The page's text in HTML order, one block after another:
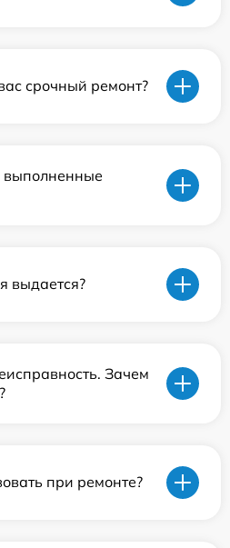
срочный ремонт?
выполненные
выдается?
Зачем
при ремонте?